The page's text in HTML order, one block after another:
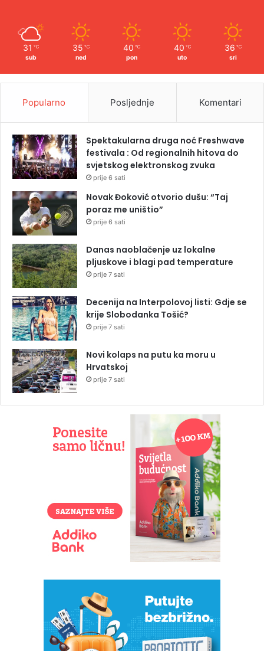
31 ℃
sub
35 ℃
ned
40 ℃
pon
40 ℃
uto
36 ℃
sri
Popularno Posljednje Komentari
Spektakularna druga noć Freshwave
festivala : Od regionalnih hitova do
svjetskog elektronskog zvuka
prije 6 sati
Novak Đoković otvorio dušu: “Taj
poraz me uništio”
prije 6 sati
Danas naoblačenje uz lokalne
pljuskove i blagi pad temperature
prije 7 sati
Decenija na Interpolovoj listi: Gdje se
krije Slobodanka Tošić?
prije 7 sati
Novi kolaps na putu ka moru u
Hrvatskoj
prije 7 sati